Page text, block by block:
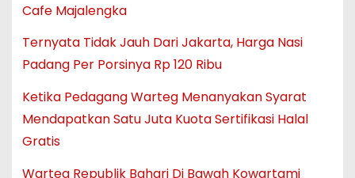
Cafe Majalengka
Ternyata Tidak Jauh Dari Jakarta, Harga Nasi
Padang Per Porsinya Rp 120 Ribu
Ketika Pedagang Warteg Menanyakan Syarat
Mendapatkan Satu Juta Kuota Sertifikasi Halal
Gratis
Warteg Republik Bahari Di Bawah Kowartami